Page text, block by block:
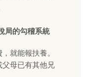
局的勾稽系統
就能報扶養。
父母已有其他兄